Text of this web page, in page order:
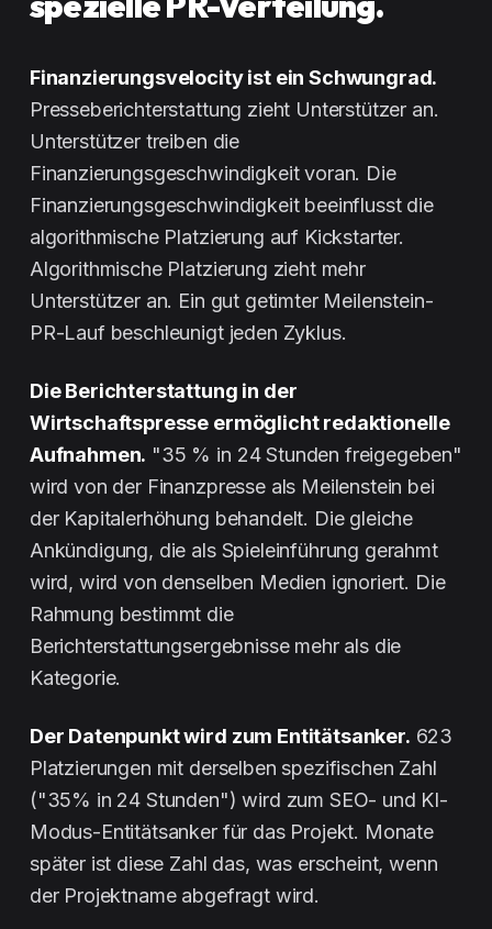
Finanzierungsvelocity ist ein Schwungrad.
Presseberichterstattung zieht Unterstützer an.
Unterstützer treiben die
Finanzierungsgeschwindigkeit voran. Die
Finanzierungsgeschwindigkeit beeinflusst die
algorithmische Platzierung auf Kickstarter.
Algorithmische Platzierung zieht mehr
Unterstützer an. Ein gut getimter Meilenstein-
PR-Lauf beschleunigt jeden Zyklus.
Die Berichterstattung in der
Wirtschaftspresse ermöglicht redaktionelle
Aufnahmen. "35 % in 24 Stunden freigegeben"
wird von der Finanzpresse als Meilenstein bei
der Kapitalerhöhung behandelt. Die gleiche
Ankündigung, die als Spieleinführung gerahmt
wird, wird von denselben Medien ignoriert. Die
Rahmung bestimmt die
Berichterstattungsergebnisse mehr als die
Kategorie.
Der Datenpunkt wird zum Entitätsanker. 623
Platzierungen mit derselben spezifischen Zahl
("35% in 24 Stunden") wird zum SEO- und KI-
Modus-Entitätsanker für das Projekt. Monate
später ist diese Zahl das, was erscheint, wenn
der Projektname abgefragt wird.